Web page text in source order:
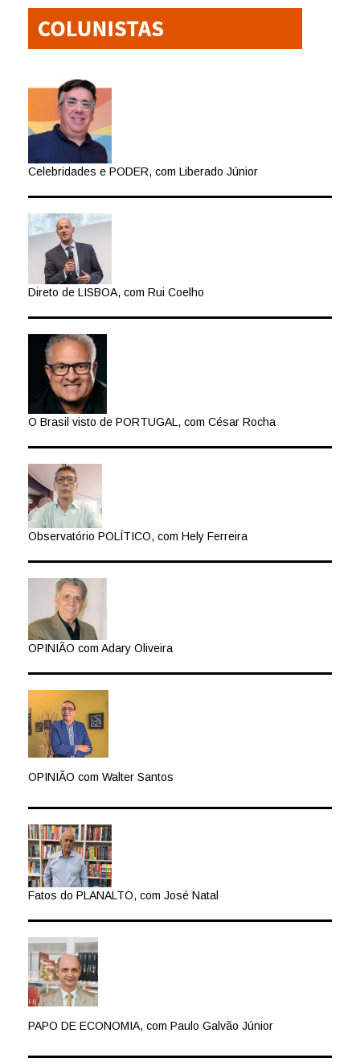
Celebridades e PODER, com Liberado Júnior
Direto de LISBOA, com Rui Coelho
O Brasil visto de PORTUGAL, com César Rocha
Observatório POLÍTICO, com Hely Ferreira
OPINIÃO com Adary Oliveira
OPINIÃO com Walter Santos
Fatos do PLANALTO, com José Natal
PAPO DE ECONOMIA, com Paulo Galvão Júnior